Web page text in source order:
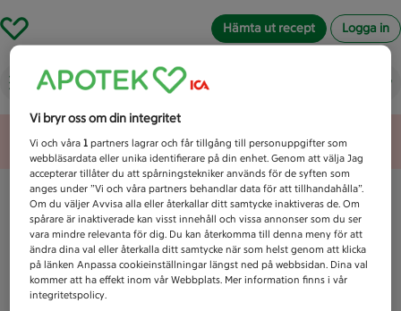
Hämta ut recept Logga in
Vad letar du efter idag?
Unknown error
Vi bryr oss om din integritet
Vi och våra1 partners lagrar och får tillgång till personuppgifter som
webbläsardata eller unika identifierare på din enhet. Genom att välja Jag
accepterar tillåter du att spårningstekniker används för de syften som
anges under ”Vi och våra partners behandlar data för att tillhandahålla”.
Om du väljer Avvisa alla eller återkallar ditt samtycke inaktiveras de. Om
spårare är inaktiverade kan visst innehåll och vissa annonser som du ser
vara mindre relevanta för dig. Du kan återkomma till denna meny för att
ändra dina val eller återkalla ditt samtycke när som helst genom att klicka
på länken Anpassa cookieinställningar längst ned på webbsidan. Dina val
kommer att ha effekt inom vår Webbplats. Mer information finns i vår
integritetspolicy.